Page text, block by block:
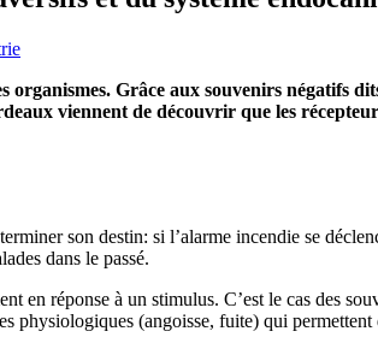
Grâce aux souvenirs négatifs
viennent de découvrir que les
son destin: si l’alarme incendie se
dans le passé.
en réponse à un stimulus. C’est le cas des
physiologiques (angoisse, fuite) qui permettent